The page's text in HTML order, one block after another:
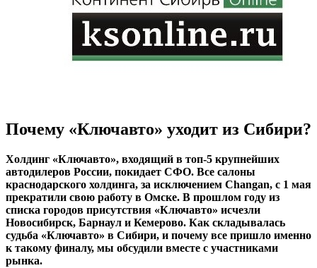
Почему «Ключавто» уходит из Сибири?
Холдинг «Ключавто», входящий в топ-5 крупнейших
автодилеров России, покидает СФО. Все салоны
краснодарского холдинга, за исключением Changan, с 1 мая
прекратили свою работу в Омске. В прошлом году из
списка городов присутствия «Ключавто» исчезли
Новосибирск, Барнаул и Кемерово. Как складывалась
судьба «Ключавто» в Сибири, и почему все пришло именно
к такому финалу, мы обсудили вместе с участниками
рынка.